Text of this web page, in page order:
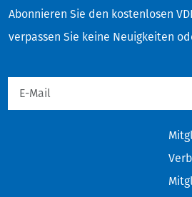
Abonnieren Sie den kostenlosen
verpassen Sie keine Neuigkeiten